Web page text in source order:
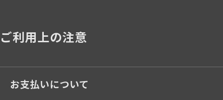
ご利用上の注意
お支払いについて